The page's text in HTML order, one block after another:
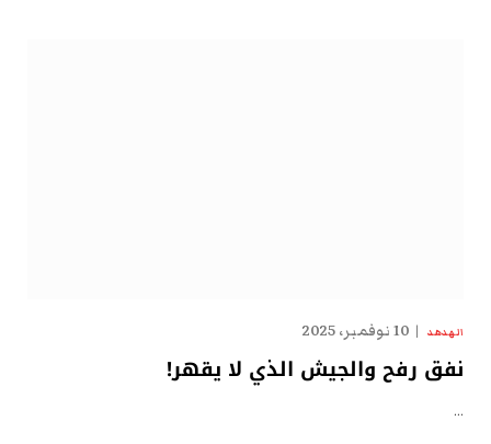
الهدهد 10 نوفمبر، 2025
نفق رفح والجيش الذي لا يقهر!
…